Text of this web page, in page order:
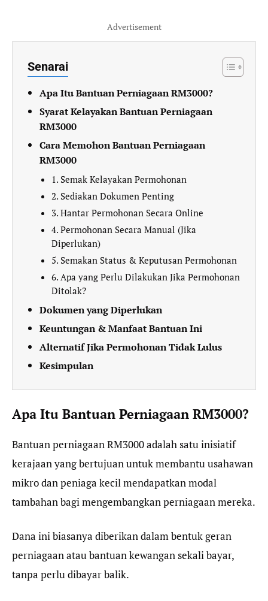
Advertisement
Senarai
Apa Itu Bantuan Perniagaan RM3000?
Syarat Kelayakan Bantuan Perniagaan
RM3000
Cara Memohon Bantuan Perniagaan
RM3000
1. Semak Kelayakan Permohonan
2. Sediakan Dokumen Penting
3. Hantar Permohonan Secara Online
4. Permohonan Secara Manual (Jika
Diperlukan)
5. Semakan Status & Keputusan Permohonan
6. Apa yang Perlu Dilakukan Jika Permohonan
Ditolak?
Dokumen yang Diperlukan
Keuntungan & Manfaat Bantuan Ini
Alternatif Jika Permohonan Tidak Lulus
Kesimpulan
Apa Itu Bantuan Perniagaan RM3000?
Bantuan perniagaan RM3000 adalah satu inisiatif
kerajaan yang bertujuan untuk membantu usahawan
mikro dan peniaga kecil mendapatkan modal
tambahan bagi mengembangkan perniagaan mereka.
Dana ini biasanya diberikan dalam bentuk geran
perniagaan atau bantuan kewangan sekali bayar,
tanpa perlu dibayar balik.